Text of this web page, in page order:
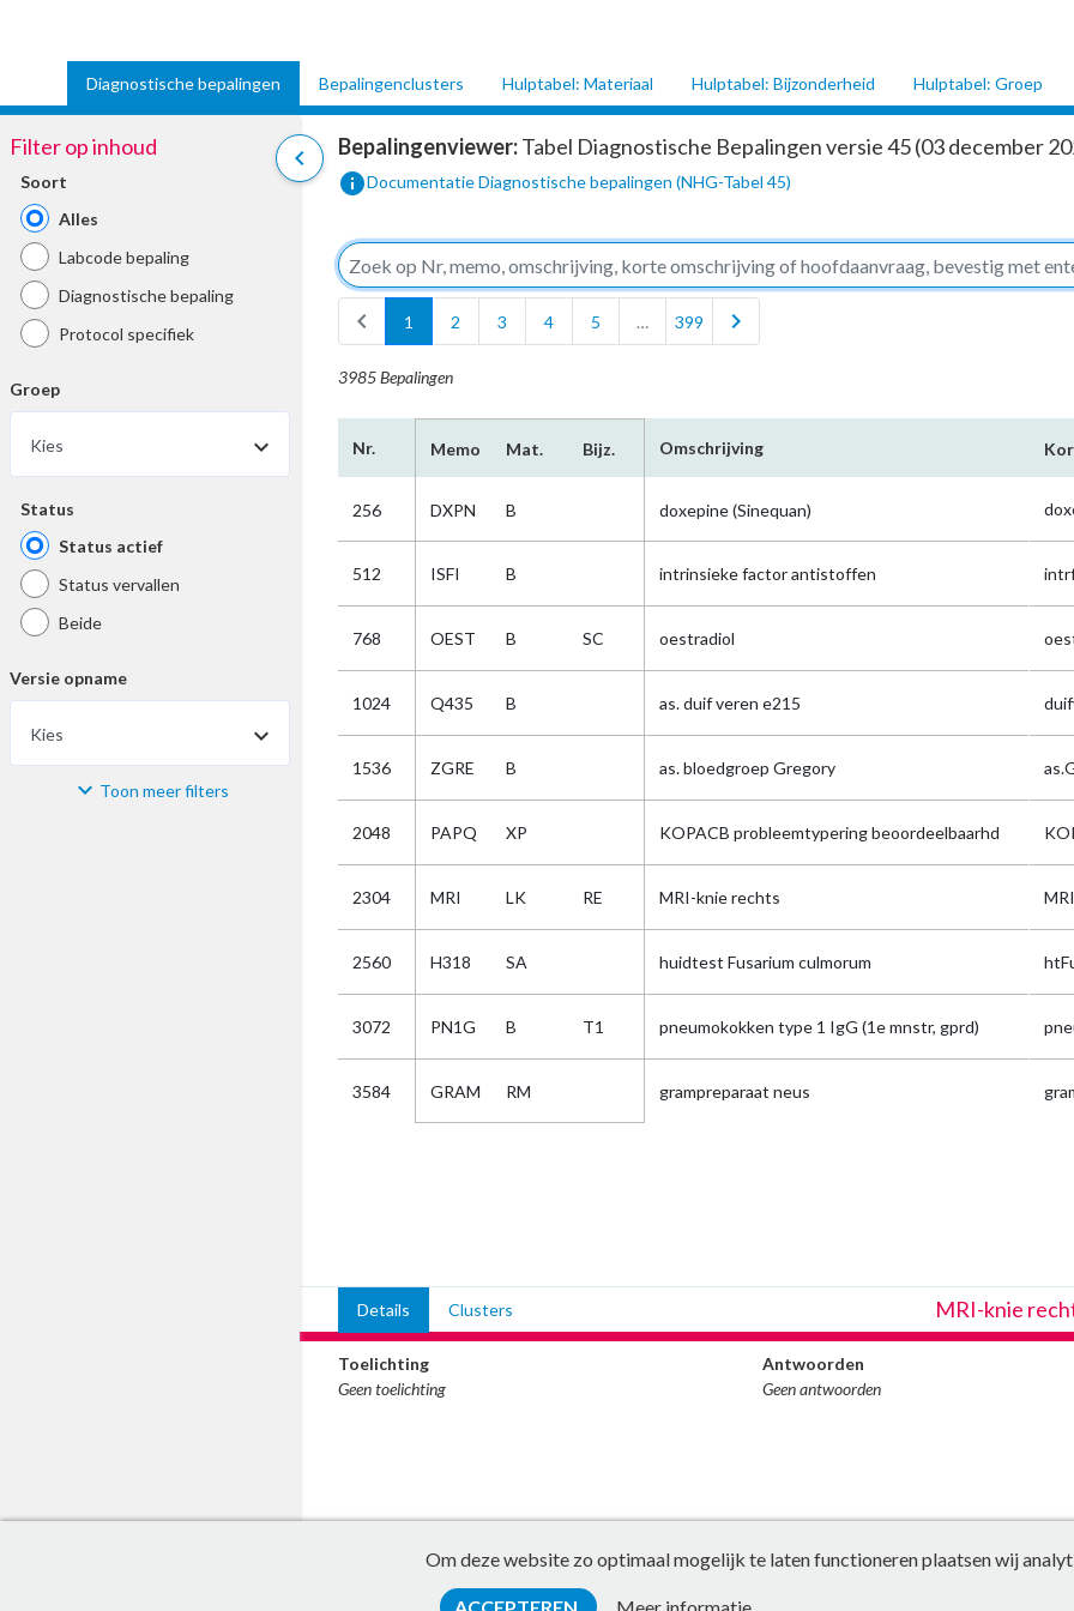
Diagnostische bepalingen Bepalingenclusters Hulptabel: Materiaal Hulptabel: Bijzonderheid Hulptabel: Groep
chevron_left
Filter op inhoud
Soort
Alles
Labcode bepaling
Diagnostische bepaling
Protocol specifiek
Groep
Kies
Status
Status actief
Status vervallen
Beide
Versie opname
Kies
Materiaal Toon meer filters
Bepalingenviewer:Tabel Diagnostische Bepalingen versie 45 (03 december
infoDocumentatie Diagnostische bepalingen (NHG-Tabel 45)
chevron_left
1 2 3 4 5 … 399 chevron_right
3985 Bepalingen
Nr. Memo Mat. Bijz. Omschrijving
256 DXPN B doxepine (Sinequan)
512 ISFI B intrinsieke factor antistoffen
768 OEST B SC oestradiol
1024 Q435 B as. duif veren e215
1536 ZGRE B as. bloedgroep Gregory
2048 PAPQ XP KOPACB probleemtypering beoordeelbaarhd
2304 MRI LK RE MRI-knie rechts
2560 H318 SA huidtest Fusarium culmorum
3072 PN1G B T1 pneumokokken type 1 IgG (1e mnstr, gprd)
3584 GRAM RM grampreparaat neus
Details Clusters MRI-knie
Toelichting
Geen toelichting
Antwoorden
Geen antwoorden
Om deze website zo optimaal mogelijk te laten functioneren plaatsen wij